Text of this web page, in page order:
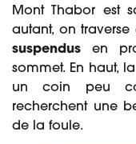
Mont Thabor est
autant, on traverse
suspendus en
sommet. En haut,
un coin peu
recherchent une
de la foule.